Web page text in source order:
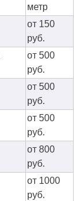
метр
от 150
руб.
от 500
руб.
от 500
руб.
от 500
руб.
от 800
руб.
от 1000
руб.